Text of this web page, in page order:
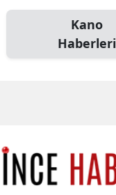
Kano
Haberleri